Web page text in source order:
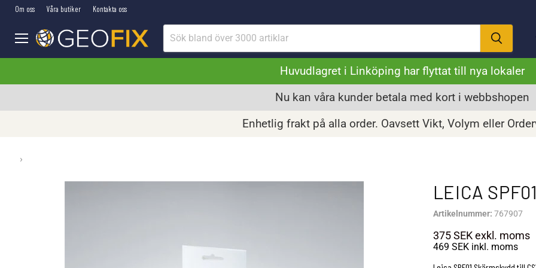
Om oss Våra butiker Kontakta oss
Meny
Huvudlagret i Linköping har flyttat till nya lokaler
Nu kan våra kunder betala med kort i webbshopen
Enhetlig frakt på alla order. Oavsett Vikt, Volym eller
›
LEICA
Artikelnummer: 767907
375 SEKexkl. moms
469 SEKinkl. moms